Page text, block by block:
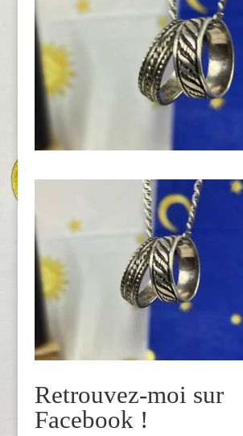
Retrouvez-moi sur
Facebook !